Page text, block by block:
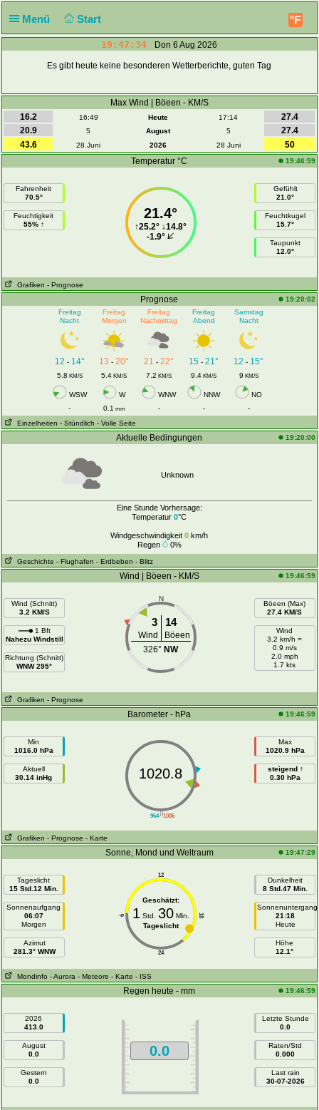
Menü Start °F
19:47:34 Don 6 Aug 2026
Es gibt heute keine besonderen Wetterberichte, guten Tag
Max Wind | Böeen - KM/S
16.2
16:49 Heute 17:14
27.4
20.9
5 August 5
27.4
43.6
28 Juni 2026 28 Juni
50
Temperatur °C
19:46:59
Fahrenheit
70.5°
Feuchtigkeit
55% ↑
21.4°
↑25.2° ↓14.8°
-1.9°
Gefühlt
21.0°
Feuchtkugel
15.7°
Taupunkt
12.0°
Grafiken - Prognose
Prognose
19:20:02
Freitag
Nacht
Freitag
Morgen
Freitag
Nachmittag
Freitag
Abend
Samstag
Nacht
12 - 14° 13 -20° 21 -22° 15 -21° 12 - 15°
5.8 KM/S 5.4 KM/S 7.2 KM/S 9.4 KM/S 9 KM/S
WSW W WNW NNW
NO
-
0.1 mm - -
-
Einzelheiten - Stündlich - Volle Seite
Aktuelle Bedingungen 19:20:00
Unknown
Eine Stunde Vorhersage:
Temperatur0°C
Windgeschwindigkeit 0 km/h
Regen
0%
Geschichte - Flughafen - Erdbeben - Blitz
Wind | Böeen - KM/S 19:46:59
Wind (Schnitt)
3.2 KM/S
1 Bft
Nahezu Windstill
Richtung (Schnitt)
WNW 295°
N
3 14
Wind
Böeen
326° NW
Böeen (Max)
27.4 KM/S
Wind
3.2 km/h =
0.9 m/s
2.0 mph
1.7 kts
Grafiken - Prognose
Barometer - hPa 19:46:59
Min
1016.0 hPa
Aktuell
30.14 inHg
||
964 1036
1020.8
Max
1020.9 hPa
steigend ↑
0.30 hPa
Grafiken - Prognose - Karte
Sonne, Mond und Weltraum 19:47:29
Tageslicht
15 Std.12 Min.
Sonnenaufgang
06:07
Morgen
Azimut
281.3° WNW
12
24
6 18
Geschätzt:
1 Std. 30Min.
Tageslicht
Dunkelheit
8 Std.47 Min.
Sonnenuntergang
21:18
Heute
Höhe
12.1°
Mondinfo - Aurora - Meteore - Karte - ISS
Regen heute - mm 19:46:59
2026
413.0
August
0.0
Gestern
0.0
0.0
Letzte Stunde
0.0
Raten/Std
0.000
Last rain
30-07-2026